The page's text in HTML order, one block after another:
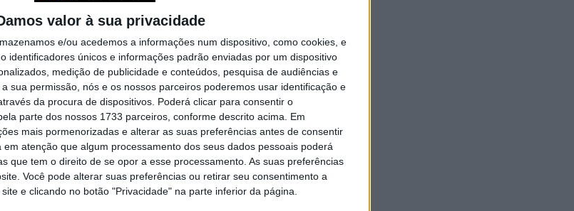
valor à sua privacidade
e/ou acedemos a informações num dispositivo, como cookies, e
identificadores únicos e informações padrão enviadas por um dispositivo
medição de publicidade e conteúdos, pesquisa de audiências e
a sua permissão, nós e os nossos parceiros poderemos usar identificação e
da procura de dispositivos. Poderá clicar para consentir o
parte dos nossos 1733 parceiros, conforme descrito acima. Em
mais pormenorizadas e alterar as suas preferências antes de consentir
em atenção que algum processamento dos seus dados pessoais poderá
que tem o direito de se opor a esse processamento. As suas preferências
Você pode alterar suas preferências ou retirar seu consentimento a
e clicando no botão "Privacidade" na parte inferior da página.
com a verdadeira solução de
Novas Leatt ADV HydraDri
8.5
8 AGOSTO, 2026